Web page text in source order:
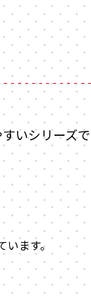
いシリーズで
ます。